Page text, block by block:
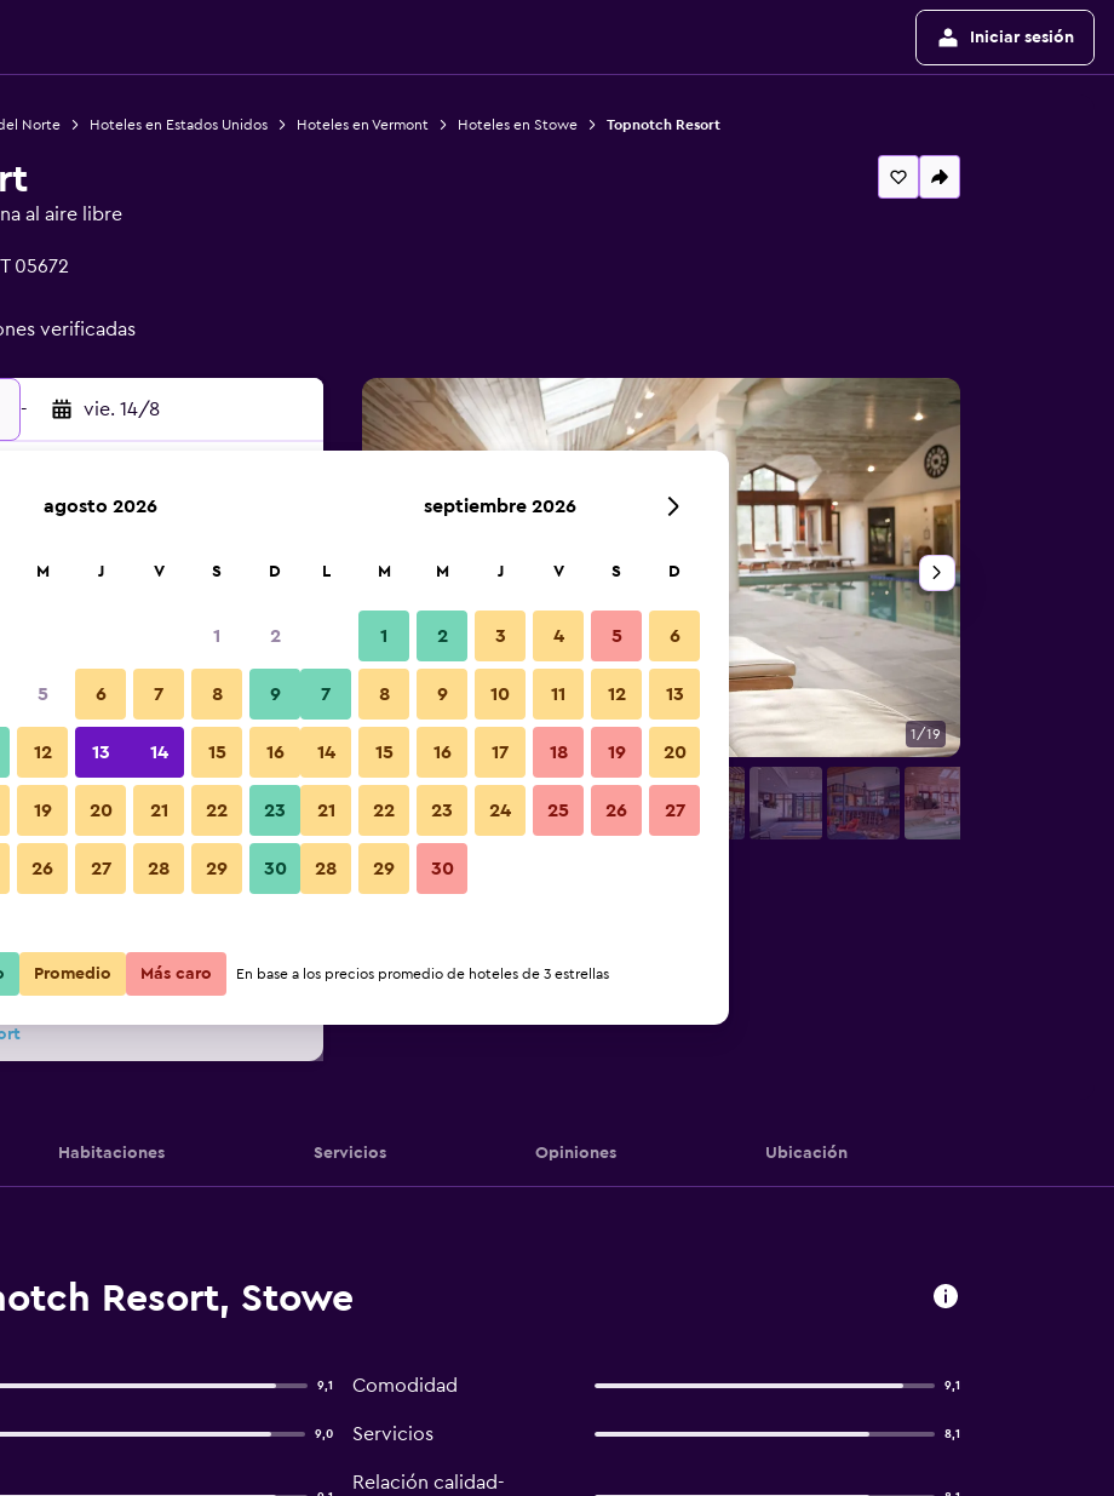
Iniciar sesión
Norte Hoteles en Estados Unidos Hoteles en Vermont Hoteles en Stowe Topnotch Resort
al aire libre
05672
verificadas
- vie. 14/8
más barata de precio por noche
Total noche
$197 Ver oferta
$207 Ver oferta
Servicio del hotel 1/19
Fotos
Habitaciones Servicios Opiniones Ubicación
Resort, Stowe
9,1 Comodidad 9,1
9,0 Servicios 8,1
Relación calidad-
agosto 2026
M J V S D
1 2
5 6 7 8 9
12 13 14 15 16
19 20 21 22 23
26 27 28 29 30
septiembre 2026
L M M J V S D
1 2 3 4 5 6
7 8 9 10 11 12 13
14 15 16 17 18 19 20
21 22 23 24 25 26 27
28 29 30
Promedio Más caro En base a los precios promedio de hoteles de 3 estrellas